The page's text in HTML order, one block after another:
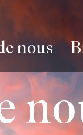
nous